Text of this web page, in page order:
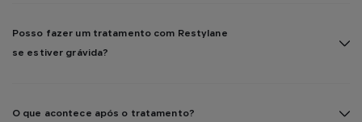
Posso fazer um tratamento com Restylane
se estiver grávida?
O que acontece após o tratamento?